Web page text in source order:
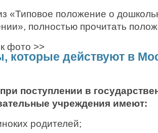
«Типовое положение о
полностью прочитать
фото >>
которые действуют в
поступлении в
учреждения имеют:
родителей;